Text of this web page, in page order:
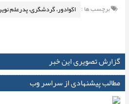
برچسب ها : اکوادور، گردشگری، پدرعلم
گزارش تصویری این خبر
مطالب پیشنهادی از سراسر وب